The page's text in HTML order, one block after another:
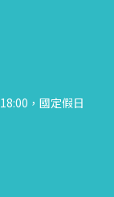
，國定假日